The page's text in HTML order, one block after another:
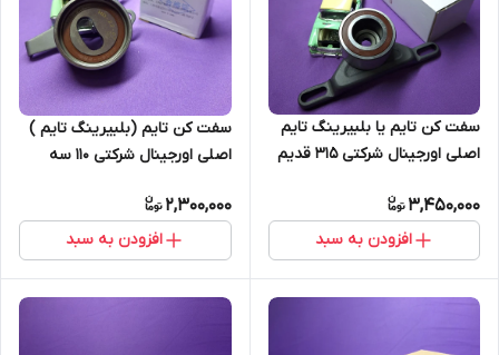
سفت کن تایم یا بلبیرینگ تایم
اصلی اورجینال شرکتی 315 قدیم
3,450,000
افزودن به سبد
سفت کن تایم (بلبیرینگ تایم )
اصلی اورجینال شرکتی 110 سه
2,300,000
افزودن به سبد